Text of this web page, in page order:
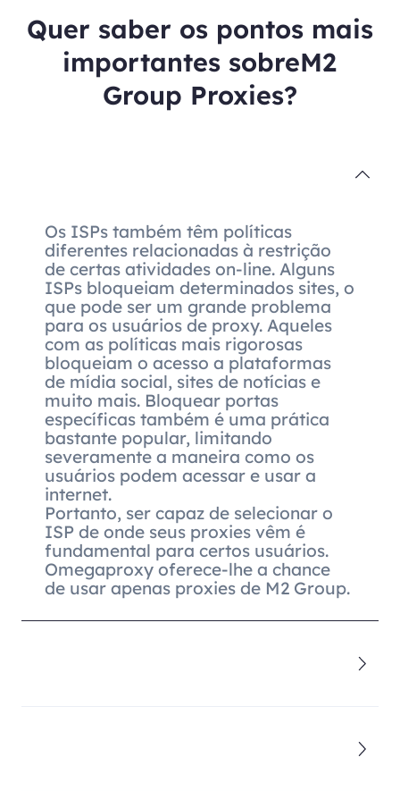
Quer saber os pontos mais
importantes sobreM2
Group Proxies?
Os ISPs também têm políticas
diferentes relacionadas à restrição
de certas atividades on-line. Alguns
ISPs bloqueiam determinados sites, o
que pode ser um grande problema
para os usuários de proxy. Aqueles
com as políticas mais rigorosas
bloqueiam o acesso a plataformas
de mídia social, sites de notícias e
muito mais. Bloquear portas
específicas também é uma prática
bastante popular, limitando
severamente a maneira como os
usuários podem acessar e usar a
internet.
Portanto, ser capaz de selecionar o
ISP de onde seus proxies vêm é
fundamental para certos usuários.
Omegaproxy oferece-lhe a chance
de usar apenas proxies de M2 Group.